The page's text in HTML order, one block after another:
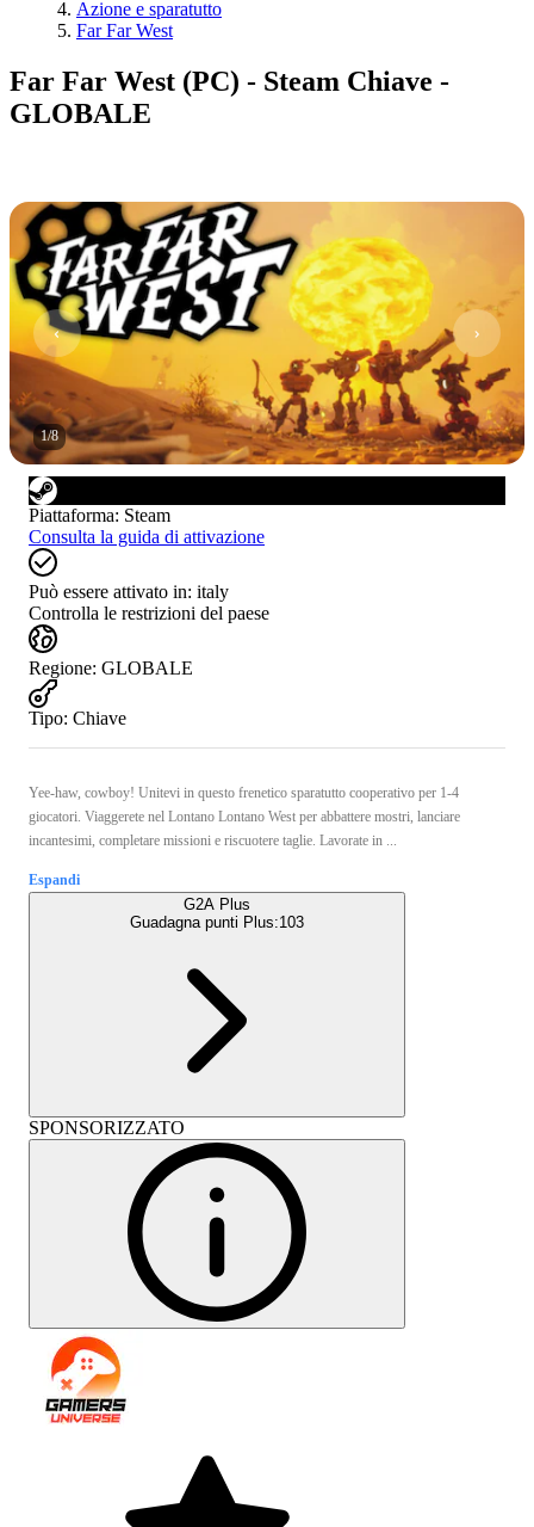
Azione e sparatutto
Far Far West
Far Far West (PC) - Steam Chiave -
GLOBALE
1/8
Piattaforma: Steam
Consulta la guida di attivazione
Può essere attivato in: italy
Controlla le restrizioni del paese
Regione: GLOBALE
Tipo: Chiave
Yee-haw, cowboy! Unitevi in questo frenetico sparatutto cooperativo per 1-4
giocatori. Viaggerete nel Lontano Lontano West per abbattere mostri, lanciare
incantesimi, completare missioni e riscuotere taglie. Lavorate in ...
Espandi
G2A Plus
Guadagna punti Plus:103
SPONSORIZZATO